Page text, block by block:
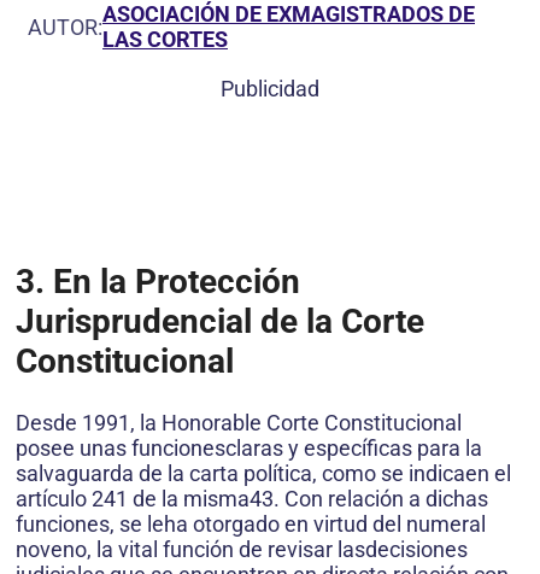
AUTOR:ASOCIACIÓN DE EXMAGISTRADOS DE
LAS CORTES
Publicidad
3. En la Protección
Jurisprudencial de la Corte
Constitucional
Desde 1991, la Honorable Corte Constitucional
posee unas funcionesclaras y específicas para la
salvaguarda de la carta política, como se indicaen el
artículo 241 de la misma43. Con relación a dichas
funciones, se leha otorgado en virtud del numeral
noveno, la vital función de revisar lasdecisiones